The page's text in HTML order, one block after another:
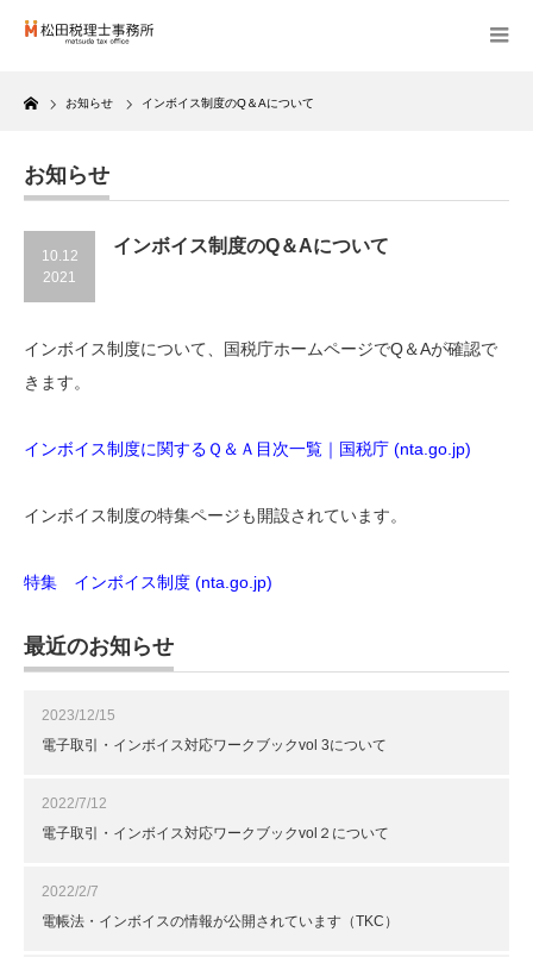
Home
お知らせ インボイス制度のQ＆Aについて
お知らせ
10.12
2021
インボイス制度のQ＆Aについて
インボイス制度について、国税庁ホームページでQ＆Aが確認で
きます。
インボイス制度に関するＱ＆Ａ目次一覧｜国税庁 (nta.go.jp)
インボイス制度の特集ページも開設されています。
特集 インボイス制度 (nta.go.jp)
最近のお知らせ
2023/12/15
電子取引・インボイス対応ワークブックvol 3について
2022/7/12
電子取引・インボイス対応ワークブックvol２について
2022/2/7
電帳法・インボイスの情報が公開されています（TKC）